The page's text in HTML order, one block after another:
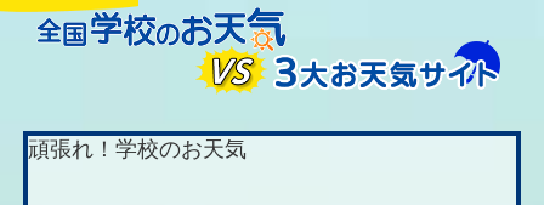
頑張れ！学校のお天気